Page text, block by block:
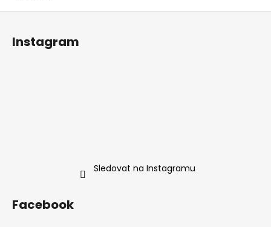
Z
Instagram
Sledovat na Instagramu
Facebook